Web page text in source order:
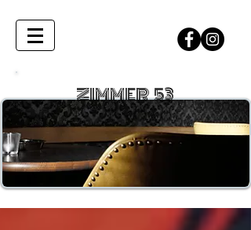
ZIMMER 53